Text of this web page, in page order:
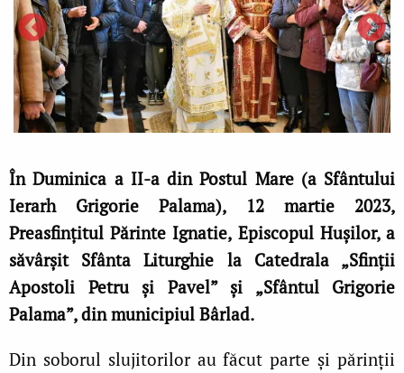
În Duminica a II-a din Postul Mare (a Sfântului
Ierarh Grigorie Palama), 12 martie 2023,
Preasfințitul Părinte Ignatie, Episcopul Hușilor, a
săvârșit Sfânta Liturghie la Catedrala „Sfinții
Apostoli Petru și Pavel” și „Sfântul Grigorie
Palama”, din municipiul Bârlad.
Din soborul slujitorilor au făcut parte și părinții